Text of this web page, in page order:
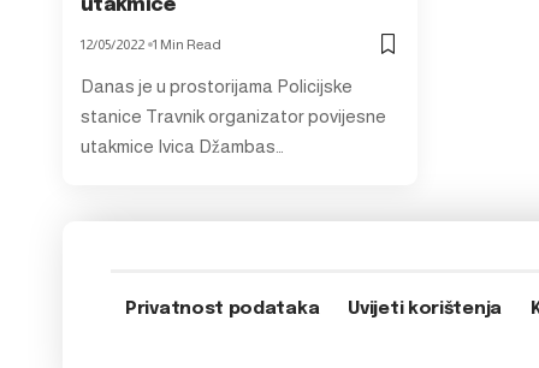
utakmice
12/05/2022 1 Min Read
Danas je u prostorijama Policijske
stanice Travnik organizator povijesne
utakmice Ivica Džambas…
Privatnost podataka Uvijeti korištenja